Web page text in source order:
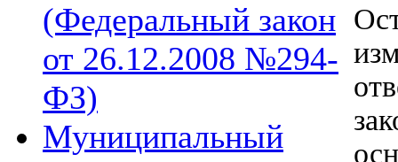
(Федеральный закон
от 26.12.2008 №294-
ФЗ)
Муниципальный